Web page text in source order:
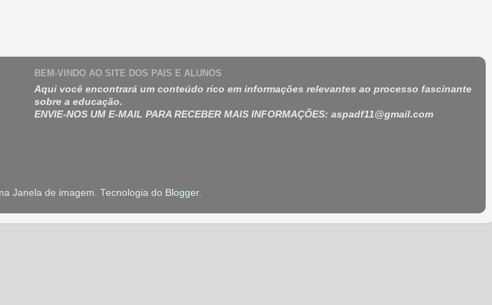
BEM-VINDO AO SITE DOS PAIS E ALUNOS
Aqui você encontrará um conteúdo rico em informações relevantes ao processo fascinante
sobre a educação.
ENVIE-NOS UM E-MAIL PARA RECEBER MAIS INFORMAÇÕES: aspadf11@gmail.com
Janela de imagem. Tecnologia do Blogger.